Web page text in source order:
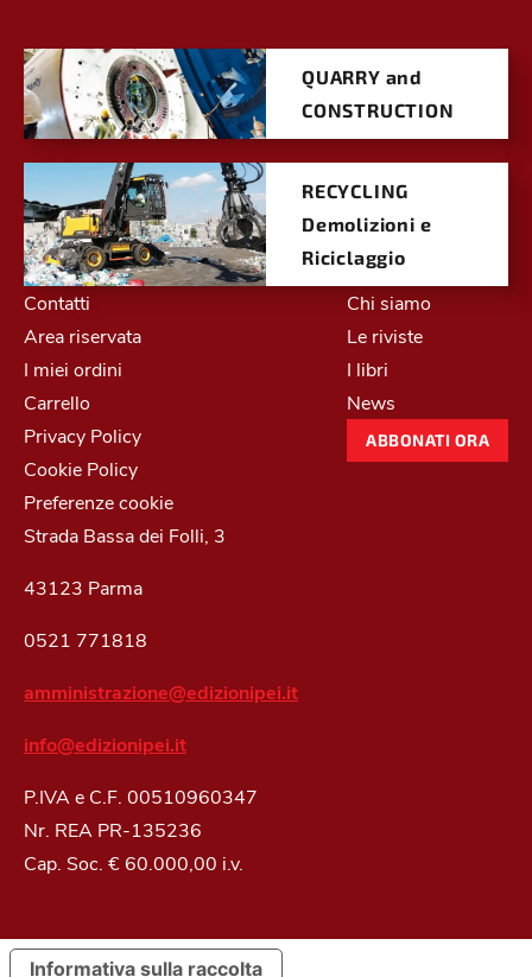
QUARRY and
CONSTRUCTION
RECYCLING
Demolizioni e
Riciclaggio
Contatti
Area riservata
I miei ordini
Carrello
Privacy Policy
Cookie Policy
Preferenze cookie
Chi siamo
Le riviste
I libri
News
ABBONATI ORA
Strada Bassa dei Folli, 3
43123 Parma
0521 771818
amministrazione@edizionipei.it
info@edizionipei.it
P.IVA e C.F. 00510960347
Nr. REA PR-135236
Cap. Soc. € 60.000,00 i.v.
Informativa sulla raccolta